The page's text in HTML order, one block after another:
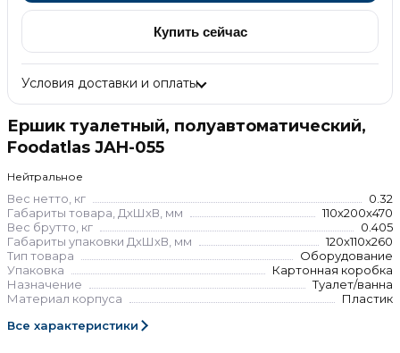
Ершик туалетный, полуавтоматический,
Foodatlas JAH-055
Нейтральное
Вес нетто, кг
0.32
Габариты товара, ДхШхВ, мм
110x200x470
Вес брутто, кг
0.405
Габариты упаковки ДхШхВ, мм
120x110x260
Тип товара
Оборудование
Упаковка
Картонная коробка
Назначение
Туалет/ванна
Материал корпуса
Пластик
Все характеристики
Купить сейчас
Условия доставки и оплаты